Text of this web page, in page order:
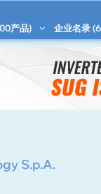
产品) 企业名录 (
S.p.A.